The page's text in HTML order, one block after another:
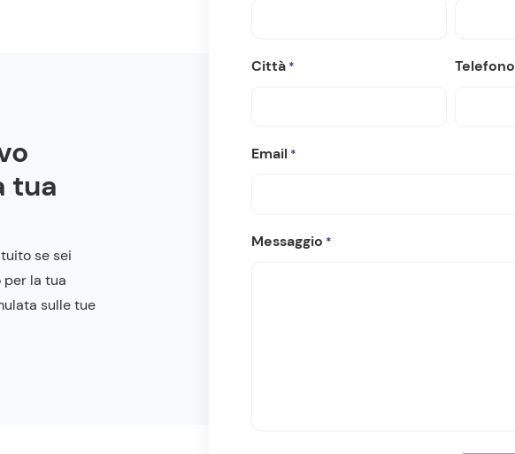
tua
se sei
la tua
sulle tue
Città * Telefono
Email *
Messaggio *